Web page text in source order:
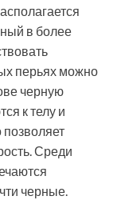
в более
перьях можно
черную
к телу и
позволяет
Среди
черные.